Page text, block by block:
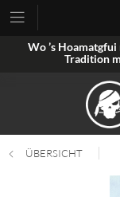
Wo ’s
Tradition
ÜBERSICHT